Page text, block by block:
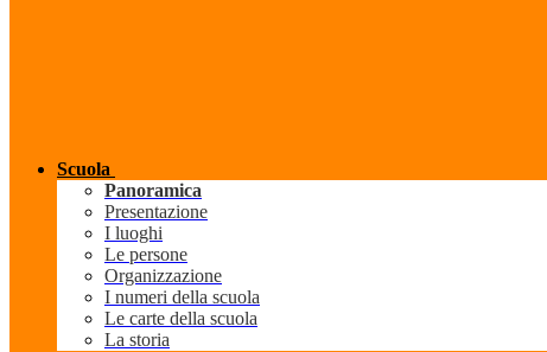
Scuola
Panoramica
Presentazione
I luoghi
Le persone
Organizzazione
I numeri della scuola
Le carte della scuola
La storia